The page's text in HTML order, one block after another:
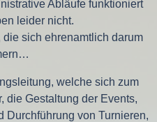
Abläufe funktioniert
leider nicht.
sich ehrenamtlich darum
welche sich zum
die Gestaltung der Events,
Durchführung von Turnieren,